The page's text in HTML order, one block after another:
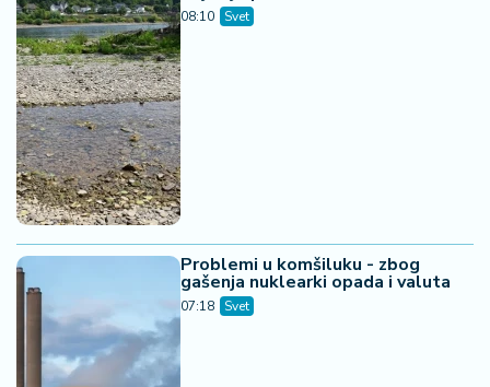
08:10 Svet
Problemi u komšiluku - zbog
gašenja nuklearki opada i valuta
07:18 Svet